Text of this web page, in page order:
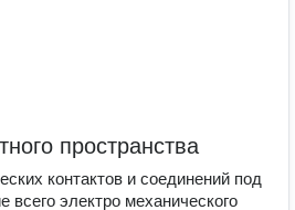
пространства
контактов и соединений под
электро механического